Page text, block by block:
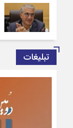
تبلیغات